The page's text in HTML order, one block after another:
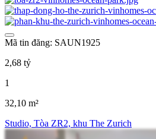
Mã tin đăng: SAUN1925
2,68 tỷ
1
32,10 m²
Studio, Tòa ZR2, khu The Zurich